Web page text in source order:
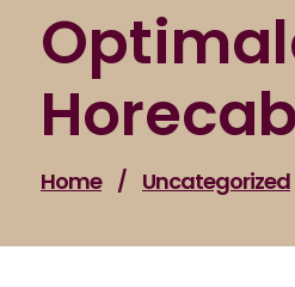
Home / Uncategorized